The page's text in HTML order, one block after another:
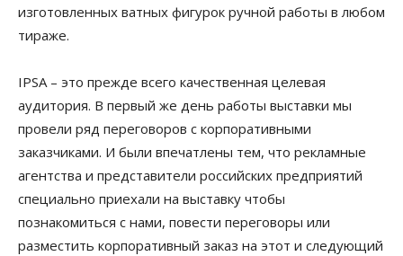
изготовленных ватных фигурок ручной работы в любом
тираже.
IPSA – это прежде всего качественная целевая
аудитория. В первый же день работы выставки мы
провели ряд переговоров с корпоративными
заказчиками. И были впечатлены тем, что рекламные
агентства и представители российских предприятий
специально приехали на выставку чтобы
познакомиться с нами, повести переговоры или
разместить корпоративный заказ на этот и следующий